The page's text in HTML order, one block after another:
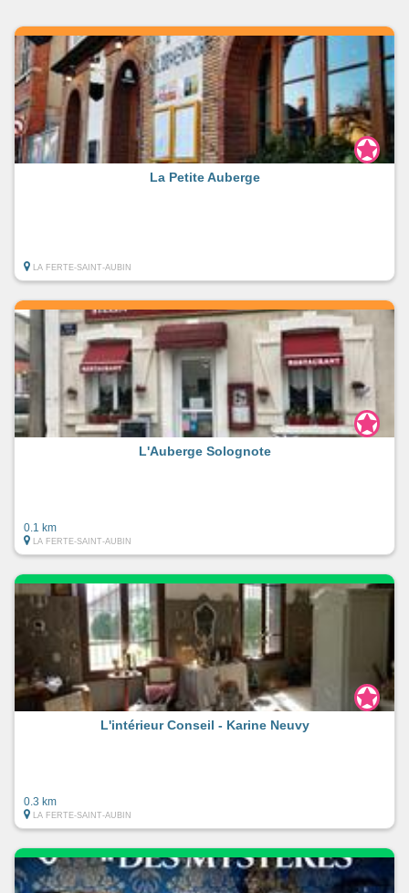
La Petite Auberge
LA FERTE-SAINT-AUBIN
L'Auberge Solognote
0.1 km
LA FERTE-SAINT-AUBIN
L'intérieur Conseil - Karine Neuvy
0.3 km
LA FERTE-SAINT-AUBIN